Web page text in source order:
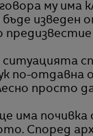
му има
изведен
по-отдавна
просто
има почивка
Според